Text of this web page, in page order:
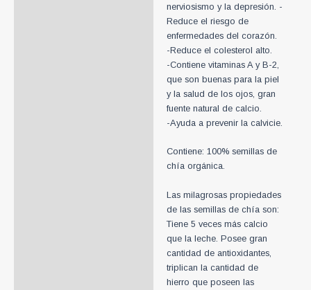
nerviosismo y la depresión. -
Reduce el riesgo de
enfermedades del corazón.
-Reduce el colesterol alto.
-Contiene vitaminas A y B-2,
que son buenas para la piel
y la salud de los ojos, gran
fuente natural de calcio.
-Ayuda a prevenir la calvicie.
Contiene: 100% semillas de
chía orgánica.
Las milagrosas propiedades
de las semillas de chía son:
Tiene 5 veces más calcio
que la leche. Posee gran
cantidad de antioxidantes,
triplican la cantidad de
hierro que poseen las